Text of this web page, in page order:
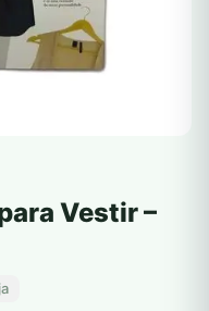
Vestir –